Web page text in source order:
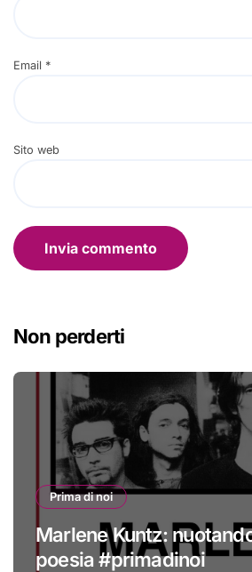
Email *
Sito web
Non perderti
Prima di noi
Marlene Kuntz:
poesia #primadinoi